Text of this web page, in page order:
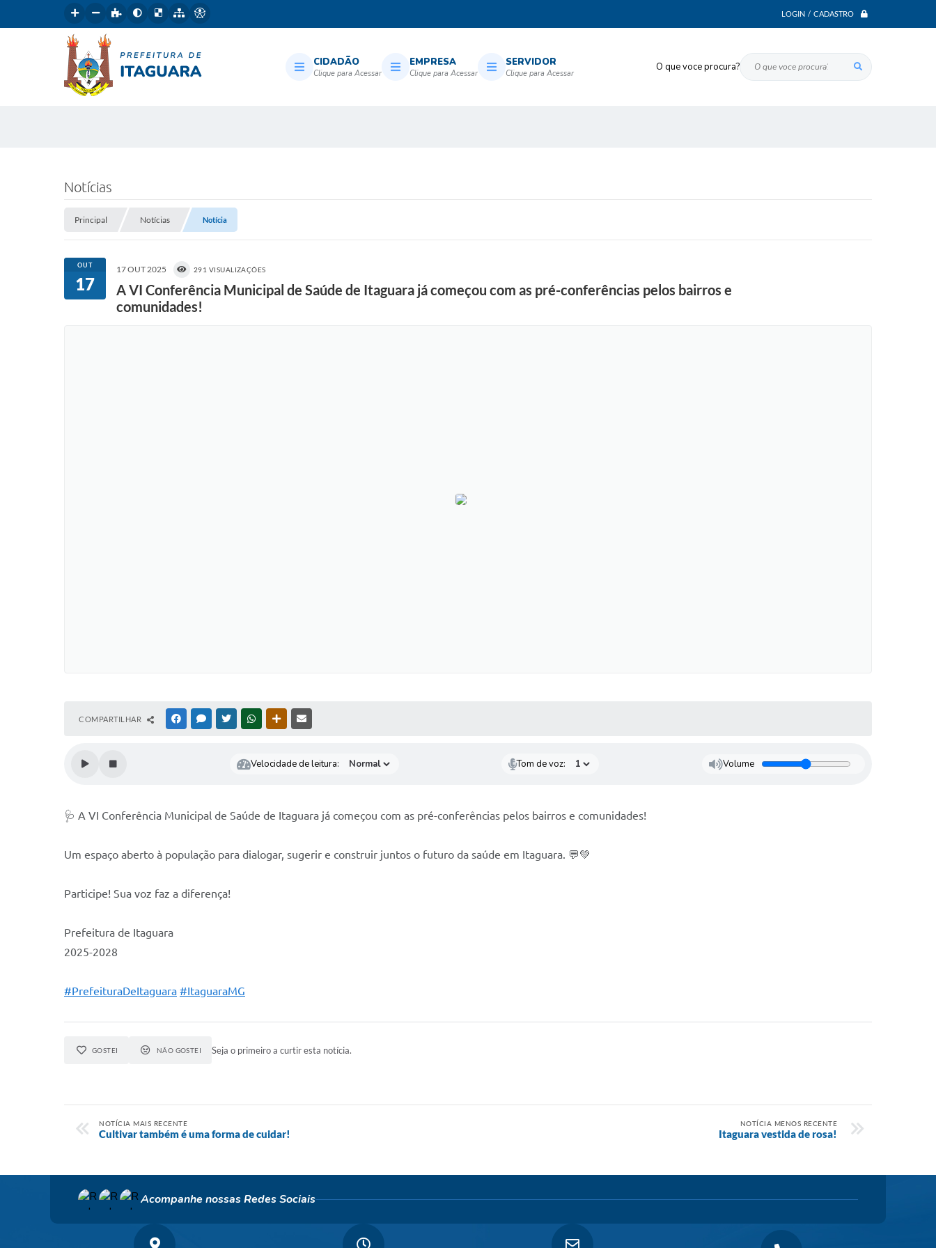
LOGIN / CADASTRO
O que voce procura?
CIDADÃO EMPRESA SERVIDOR
Notícias
Principal Notícias Notícia
OUT
17
17 OUT 2025 291 VISUALIZAÇÕES
A VI Conferência Municipal de Saúde de Itaguara já começou com as pré-conferências pelos bairros e
comunidades!
COMPARTILHAR FACEBOOKMESSENGER
TWITTERWHATSAPPOUTRAS MÍDIAS
Velocidade de leitura: Tom de voz: Volume
🩺 A VI Conferência Municipal de Saúde de Itaguara já começou com as pré-conferências pelos bairros e comunidades!
Um espaço aberto à população para dialogar, sugerir e construir juntos o futuro da saúde em Itaguara. 💬💚
Participe! Sua voz faz a diferença!
Prefeitura de Itaguara
2025-2028
#PrefeituraDeItaguara #ItaguaraMG
GOSTEI NÃO GOSTEI Seja o primeiro a curtir esta notícia.
NOTÍCIA MAIS RECENTE
Cultivar também é uma forma de cuidar!
NOTÍCIA MENOS RECENTE
Itaguara vestida de rosa!
Acompanhe nossas Redes Sociais